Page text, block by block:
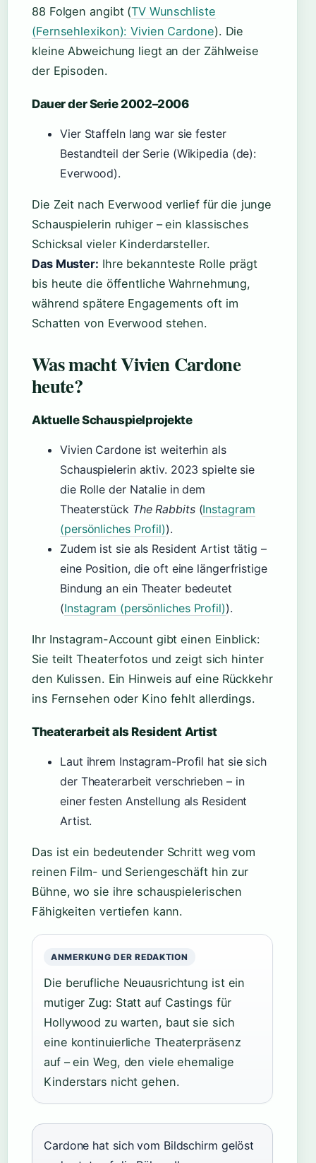
88 Folgen angibt (TV Wunschliste
(Fernsehlexikon): Vivien Cardone). Die
kleine Abweichung liegt an der Zählweise
der Episoden.
Dauer der Serie 2002–2006
Vier Staffeln lang war sie fester
Bestandteil der Serie (Wikipedia (de):
Everwood).
Die Zeit nach Everwood verlief für die junge
Schauspielerin ruhiger – ein klassisches
Schicksal vieler Kinderdarsteller.
Das Muster: Ihre bekannteste Rolle prägt
bis heute die öffentliche Wahrnehmung,
während spätere Engagements oft im
Schatten von Everwood stehen.
Was macht Vivien Cardone
heute?
Aktuelle Schauspielprojekte
Vivien Cardone ist weiterhin als
Schauspielerin aktiv. 2023 spielte sie
die Rolle der Natalie in dem
Theaterstück The Rabbits(Instagram
(persönliches Profil)).
Zudem ist sie als Resident Artist tätig –
eine Position, die oft eine längerfristige
Bindung an ein Theater bedeutet
(Instagram (persönliches Profil)).
Ihr Instagram-Account gibt einen Einblick:
Sie teilt Theaterfotos und zeigt sich hinter
den Kulissen. Ein Hinweis auf eine Rückkehr
ins Fernsehen oder Kino fehlt allerdings.
Theaterarbeit als Resident Artist
Laut ihrem Instagram-Profil hat sie sich
der Theaterarbeit verschrieben – in
einer festen Anstellung als Resident
Artist.
Das ist ein bedeutender Schritt weg vom
reinen Film- und Seriengeschäft hin zur
Bühne, wo sie ihre schauspielerischen
Fähigkeiten vertiefen kann.
ANMERKUNG DER REDAKTION
Die berufliche Neuausrichtung ist ein
mutiger Zug: Statt auf Castings für
Hollywood zu warten, baut sie sich
eine kontinuierliche Theaterpräsenz
auf – ein Weg, den viele ehemalige
Kinderstars nicht gehen.
Cardone hat sich vom Bildschirm gelöst